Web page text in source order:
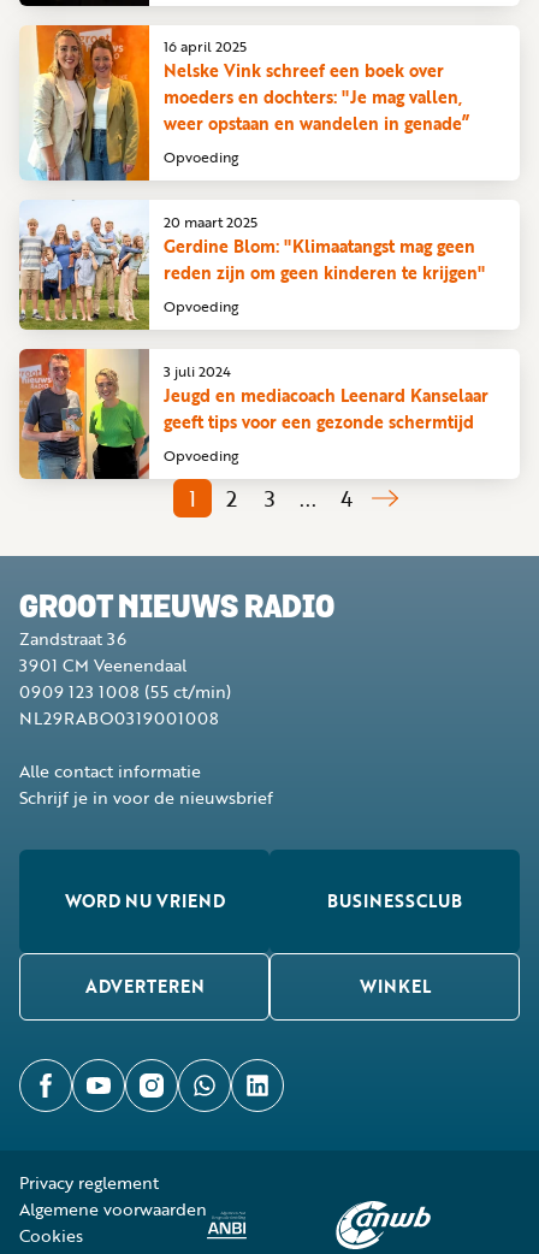
Opvoeding
Nelske Vink schreef een boek over
moeders en dochters: "Je mag vallen,
weer opstaan en wandelen in genade”
16 april 2025
Opvoeding
Gerdine Blom: "Klimaatangst mag geen
reden zijn om geen kinderen te krijgen"
20 maart 2025
Opvoeding
Jeugd en mediacoach Leenard Kanselaar
geeft tips voor een gezonde schermtijd
3 juli 2024
1 2 3 ... 4
GROOT NIEUWS RADIO
Zandstraat 36
3901 CM Veenendaal
0909 123 1008 (55 ct/min)
NL29RABO0319001008
Alle contact informatie
Schrijf je in voor de nieuwsbrief
WORD NU VRIEND BUSINESSCLUB
ADVERTEREN WINKEL
Privacy reglement
Algemene voorwaarden
Cookies